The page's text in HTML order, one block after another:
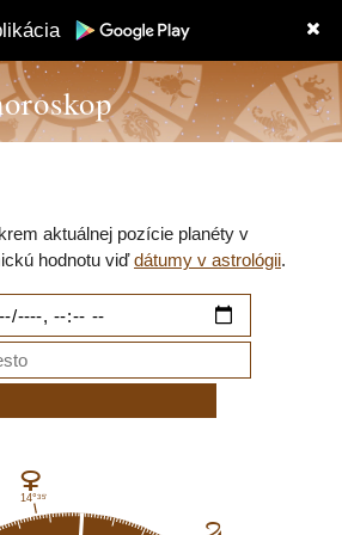
aktuálnej pozície planéty v
hodnotu viďdátumy v astrológii.
D
14°35'